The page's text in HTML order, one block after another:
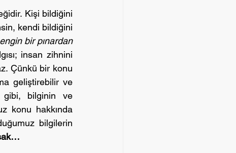
Kişi bildiğini
kendi bildiğini
engin bir pınardan
insan zihnini
Çünkü bir konu
geliştirebilir ve
gibi, bilginin ve
bilgilerin